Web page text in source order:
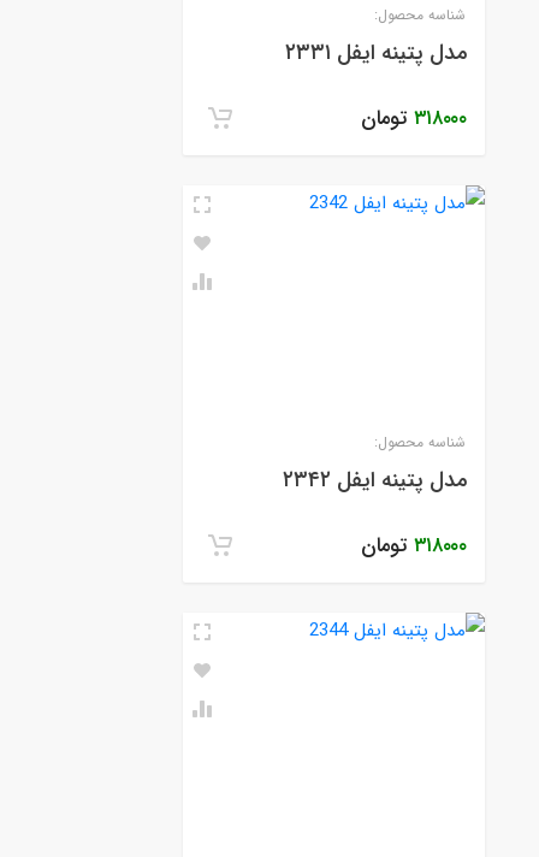
شناسه محصول:
مدل پتینه ایفل ۲۳۳۱
۳۱۸۰۰۰ تومان
شناسه محصول:
مدل پتینه ایفل ۲۳۴۲
۳۱۸۰۰۰ تومان